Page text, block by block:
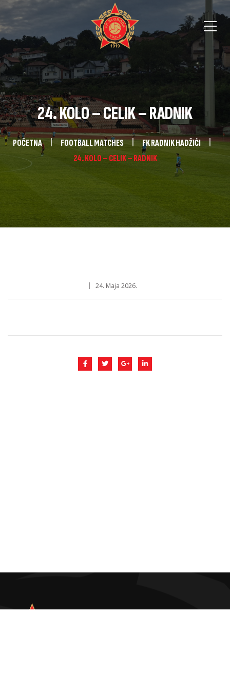
24. KOLO – CELIK – RADNIK
POČETNA FOOTBALL MATCHES
FK RADNIK HADŽIĆI
24. KOLO – CELIK – RADNIK
24. Maja 2026.